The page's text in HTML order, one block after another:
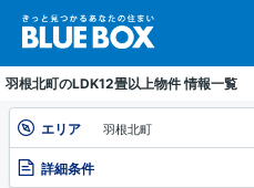
羽根北町のLDK12畳以上物件 情報一覧
エリア 羽根北町
詳細条件